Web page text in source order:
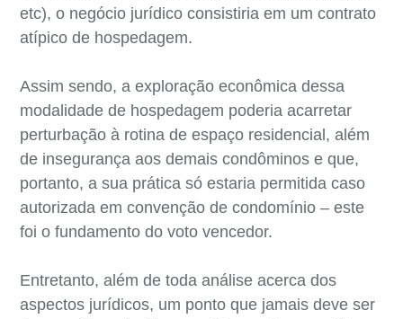
etc), o negócio jurídico consistiria em um contrato
atípico de hospedagem.
Assim sendo, a exploração econômica dessa
modalidade de hospedagem poderia acarretar
perturbação à rotina de espaço residencial, além
de insegurança aos demais condôminos e que,
portanto, a sua prática só estaria permitida caso
autorizada em convenção de condomínio – este
foi o fundamento do voto vencedor.
Entretanto, além de toda análise acerca dos
aspectos jurídicos, um ponto que jamais deve ser